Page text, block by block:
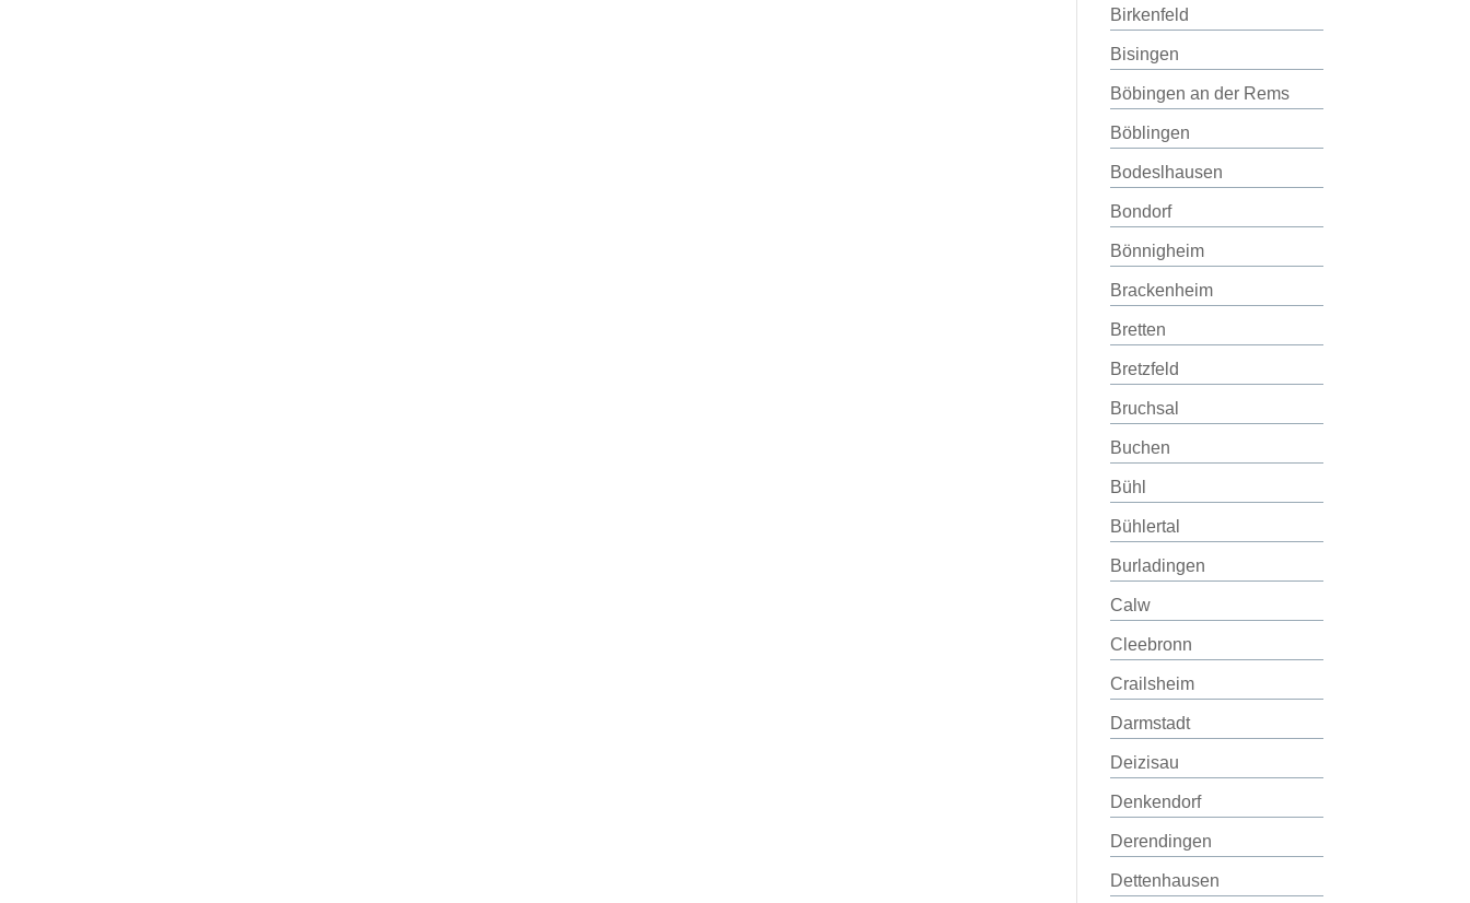
Birkenfeld
Bisingen
Böbingen an der Rems
Böblingen
Bodeslhausen
Bondorf
Bönnigheim
Brackenheim
Bretten
Bretzfeld
Bruchsal
Buchen
Bühl
Bühlertal
Burladingen
Calw
Cleebronn
Crailsheim
Darmstadt
Deizisau
Denkendorf
Derendingen
Dettenhausen